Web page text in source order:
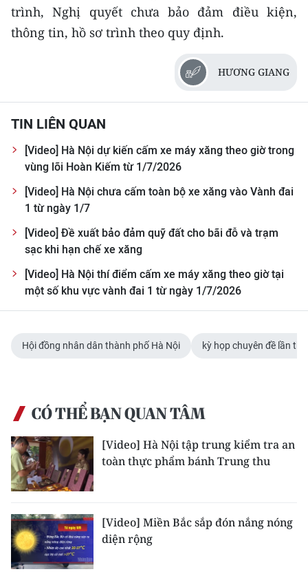
54 DÂN TỘC VIỆT NAM
MEDIA CENTER
E-Magazine
Video
Media Chính trị
Media Kinh tế
Media Văn hóa
Media Pháp luật
Media Thế giới
Media Thể thao
Media Giáo dục
Media Khoa học - Công nghệ
Media Môi trường
trình, Nghị quyết chưa bảo đảm điều kiện,
thông tin, hồ sơ trình theo quy định.
HƯƠNG GIANG
TIN LIÊN QUAN
[Video] Hà Nội dự kiến cấm xe máy xăng theo giờ trong
vùng lõi Hoàn Kiếm từ 1/7/2026
[Video] Hà Nội chưa cấm toàn bộ xe xăng vào Vành đai
1 từ ngày 1/7
[Video] Đề xuất bảo đảm quỹ đất cho bãi đỗ và trạm
sạc khi hạn chế xe xăng
[Video] Hà Nội thí điểm cấm xe máy xăng theo giờ tại
một số khu vực vành đai 1 từ ngày 1/7/2026
Hội đồng nhân dân thành phố Hà Nội kỳ họp chuyên đề lần
CÓ THỂ BẠN QUAN TÂM
[Video] Hà Nội tập trung kiểm tra an
toàn thực phẩm bánh Trung thu
[Video] Miền Bắc sắp đón nắng nóng
diện rộng